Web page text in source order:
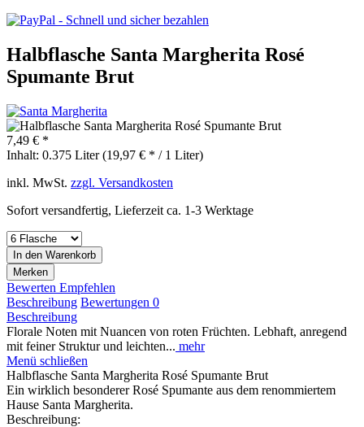
Halbflasche Santa Margherita Rosé
Spumante Brut
7,49 € *
Inhalt: 0.375 Liter (19,97 € * / 1 Liter)
inkl. MwSt. zzgl. Versandkosten
Sofort versandfertig, Lieferzeit ca. 1-3 Werktage
In den Warenkorb
Merken
Bewerten Empfehlen
Beschreibung Bewertungen 0
Beschreibung
Florale Noten mit Nuancen von roten Früchten. Lebhaft, anregend
mit feiner Struktur und leichten... mehr
Menü schließen
Halbflasche Santa Margherita Rosé Spumante Brut
Ein wirklich besonderer Rosé Spumante aus dem renommiertem
Hause Santa Margherita.
Beschreibung: